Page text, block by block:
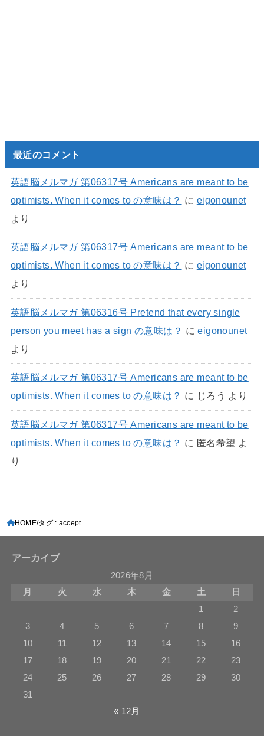
最近のコメント
英語脳メルマガ 第06317号 Americans are meant to be
optimists. When it comes to の意味は？ に eigonounet
より
英語脳メルマガ 第06317号 Americans are meant to be
optimists. When it comes to の意味は？ に eigonounet
より
英語脳メルマガ 第06316号 Pretend that every single
person you meet has a sign の意味は？ にeigonounet
より
英語脳メルマガ 第06317号 Americans are meant to be
optimists. When it comes to の意味は？ に じろう より
英語脳メルマガ 第06317号 Americans are meant to be
optimists. When it comes to の意味は？ に 匿名希望 よ
り
HOME タグ : accept
アーカイブ
2026年8月
月
火 水 木 金 土
日
1
2
3
4 5 6 7 8
9
10
11 12 13 14 15
16
17
18 19 20 21 22
23
24
25 26 27 28 29
30
31
« 12月